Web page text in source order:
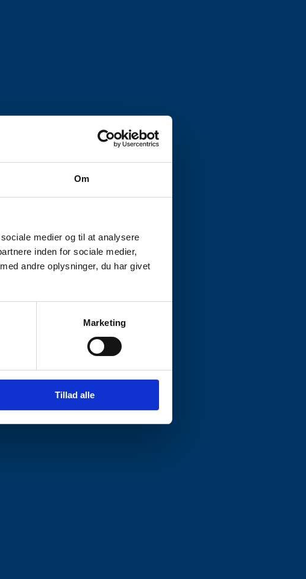
Om
medier og til at analysere
inden for sociale medier,
andre oplysninger, du har givet
Marketing
Tillad alle